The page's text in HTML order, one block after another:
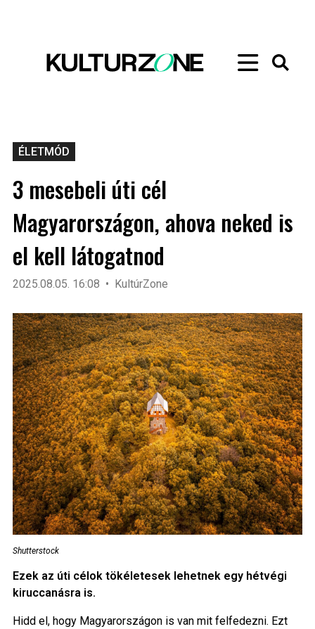
ÉLETMÓD
3 mesebeli úti cél
Magyarországon, ahova neked is
el kell látogatnod
2025.08.05. 16:08 KultúrZone
Shutterstock
Ezek az úti célok tökéletesek lehetnek egy hétvégi
kiruccanásra is.
Hidd el, hogy Magyarországon is van mit felfedezni. Ezt